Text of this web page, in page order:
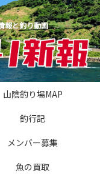
報と釣り動画
山陰釣り場MAP
釣行記
メンバー募集
魚の買取